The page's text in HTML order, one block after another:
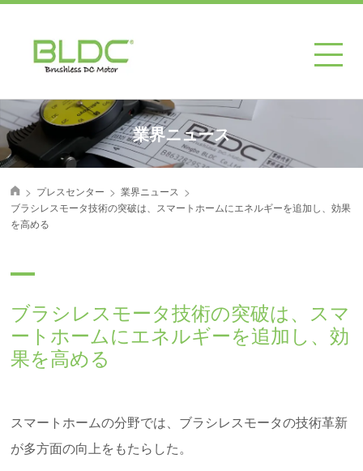
業界ニュース
首页
> プレスセンター > 業界ニュース >
ブラシレスモータ技術の突破は、スマートホームにエネルギーを追加し、効果
を高める
ブラシレスモータ技術の突破は、スマ
ートホームにエネルギーを追加し、効
果を高める
スマートホームの分野では、ブラシレスモータの技術革新
が多方面の向上をもたらした。